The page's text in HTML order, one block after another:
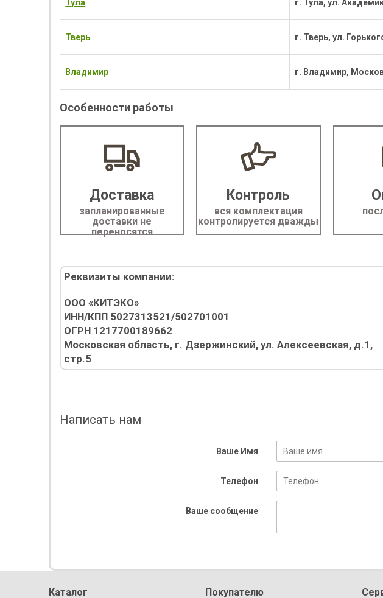
Тула г. Тула, ул.
Тверь г. Тверь, ул.
Владимир г. Владимир,
Особенности работы
Доставка
запланированные
доставки не
переносятся
Контроль
вся комплектация
контролируется дважды
Реквизиты компании:
ООО «КИТЭКО»
ИНН/КПП 5027313521/502701001
ОГРН 1217700189662
Московская область, г. Дзержинский, ул. Алексеевская, д.1,
стр.5
Написать нам
Ваше Имя
Телефон
Ваше сообщение
Каталог Покупателю